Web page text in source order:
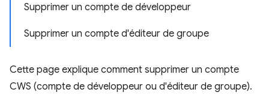
Supprimer un compte de développeur
Supprimer un compte d'éditeur de groupe
Cette page explique comment supprimer un compte
CWS (compte de développeur ou d'éditeur de groupe).